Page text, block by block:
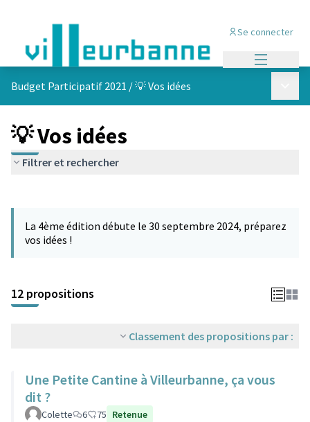
Se connecter
Budget Participatif 2021 /💡 Vos idées
💡 Vos idées
Filtrer et rechercher
La 4ème édition débute le 30 septembre 2024, préparez
vos idées !
12 propositions
Classement des propositions par :
Une Petite Cantine à Villeurbanne, ça vous
dit ?
Colette 6 75 Retenue